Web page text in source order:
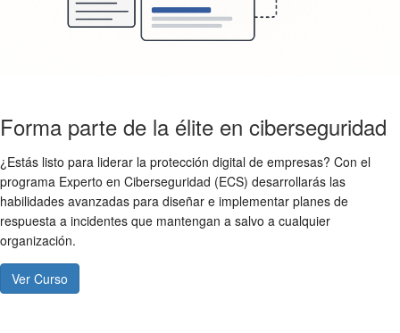
Forma parte de la élite en ciberseguridad
¿Estás listo para liderar la protección digital de empresas? Con el
programa Experto en Ciberseguridad (ECS) desarrollarás las
habilidades avanzadas para diseñar e implementar planes de
respuesta a incidentes que mantengan a salvo a cualquier
organización.
Ver Curso